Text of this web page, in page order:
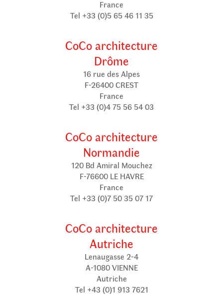
France
Tel +33 (0)5 65 46 11 35
CoCo architecture
Drôme
16 rue des Alpes
F-26400 CREST
France
Tel +33 (0)4 75 56 54 03
CoCo architecture
Normandie
120 Bd Amiral Mouchez
F-76600 LE HAVRE
France
Tel +33 (0)7 50 35 07 17
CoCo architecture
Autriche
Lenaugasse 2-4
A-1080 VIENNE
Autriche
Tel +43 (0)1 913 7621